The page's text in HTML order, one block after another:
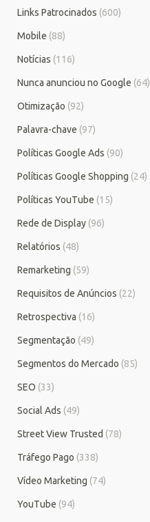
Links Patrocinados (600)
Mobile (88)
Notícias (116)
Nunca anunciou no Google (64)
Otimização (92)
Palavra-chave (97)
Políticas Google Ads (90)
Políticas Google Shopping (24)
Políticas YouTube (15)
Rede de Display (96)
Relatórios (48)
Remarketing (59)
Requisitos de Anúncios (22)
Retrospectiva (16)
Segmentação (49)
Segmentos do Mercado (85)
SEO (33)
Social Ads (49)
Street View Trusted (78)
Tráfego Pago (338)
Vídeo Marketing (74)
YouTube (94)